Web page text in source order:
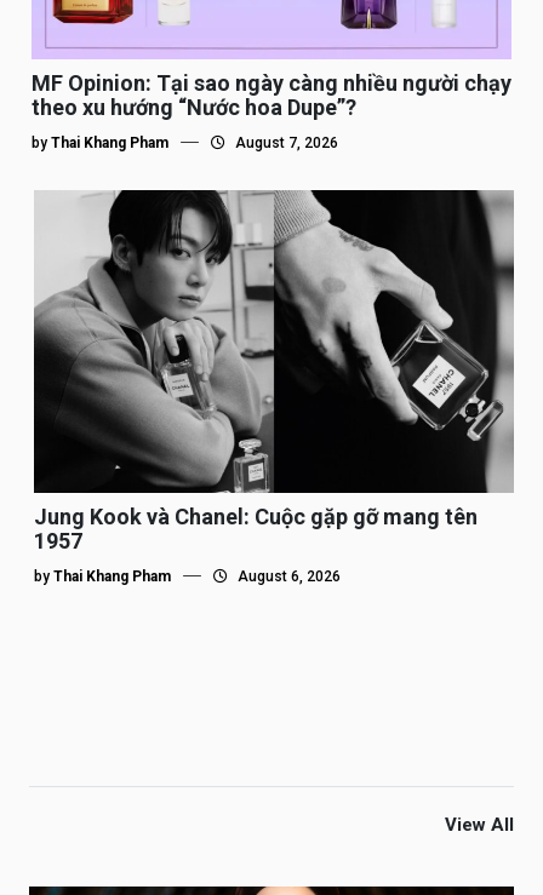
MF Opinion: Tại sao ngày càng nhiều người chạy
theo xu hướng “Nước hoa Dupe”?
by Thai Khang Pham August 7, 2026
Jung Kook và Chanel: Cuộc gặp gỡ mang tên
1957
by Thai Khang Pham August 6, 2026
View All